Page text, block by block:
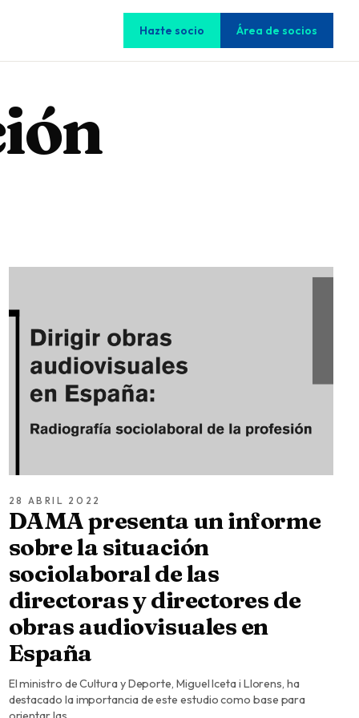
Hazte socio Área de socios
28 ABRIL 2022
DAMA presenta un informe
sobre la situación
sociolaboral de las
directoras y directores de
obras audiovisuales en
España
El ministro de Cultura y Deporte, Miguel Iceta i Llorens, ha
destacado la importancia de este estudio como base para